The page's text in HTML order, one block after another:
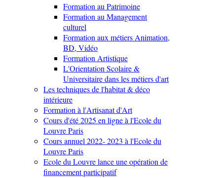
Formation au Patrimoine
Formation au Management
culturel
Formation aux métiers Animation,
BD, Vidéo
Formation Artistique
L'Orientation Scolaire &
Universitaire dans les métiers d'art
Les techniques de l'habitat & déco
intérieure
Formation à l'Artisanat d'Art
Cours d'été 2025 en ligne à l'Ecole du
Louvre Paris
Cours annuel 2022- 2023 à l'Ecole du
Louvre Paris
Ecole du Louvre lance une opération de
financement participatif